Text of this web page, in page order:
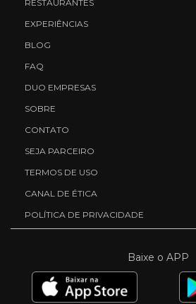
RESTAURANTES
EXPERIÊNCIAS
BLOG
FAQ
DUO EMPRESAS
SOBRE
CONTATO
SEJA PARCEIRO
TERMOS DE USO
CANAL DE ÉTICA
POLÍTICA DE PRIVACIDADE
Baixe o APP